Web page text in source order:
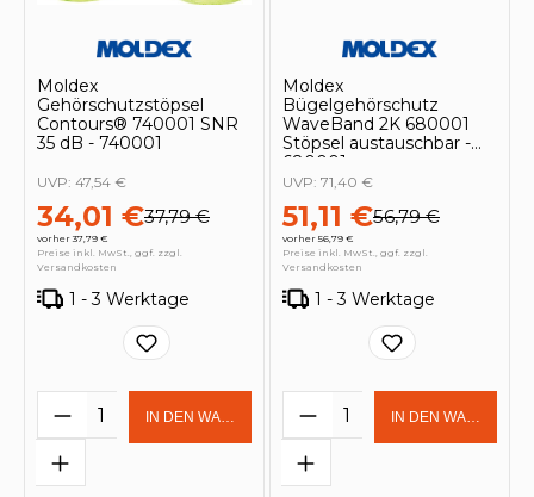
Moldex
Gehörschutzstöpsel
Contours® 740001 SNR
35 dB - 740001
34,01 €37,79 €
vorher 37,79 €
UVP: 47,54 €
Preise inkl. MwSt., ggf. zzgl.
Versandkosten
1 - 3 Werktage
Produkt Anzahl: Gib den
IN DEN WARENKORB
Moldex
Bügelgehörschutz
WaveBand 2K 680001
Stöpsel austauschbar -
680001
51,11 €56,79 €
vorher 56,79 €
UVP: 71,40 €
Preise inkl. MwSt., ggf. zzgl.
Versandkosten
1 - 3 Werktage
Produkt Anzahl:
IN DEN